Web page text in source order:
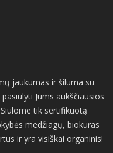
jaukumas ir šiluma su
Jums aukščiausios
tik sertifikuotą
medžiagų, biokuras
ir yra visiškai organinis!